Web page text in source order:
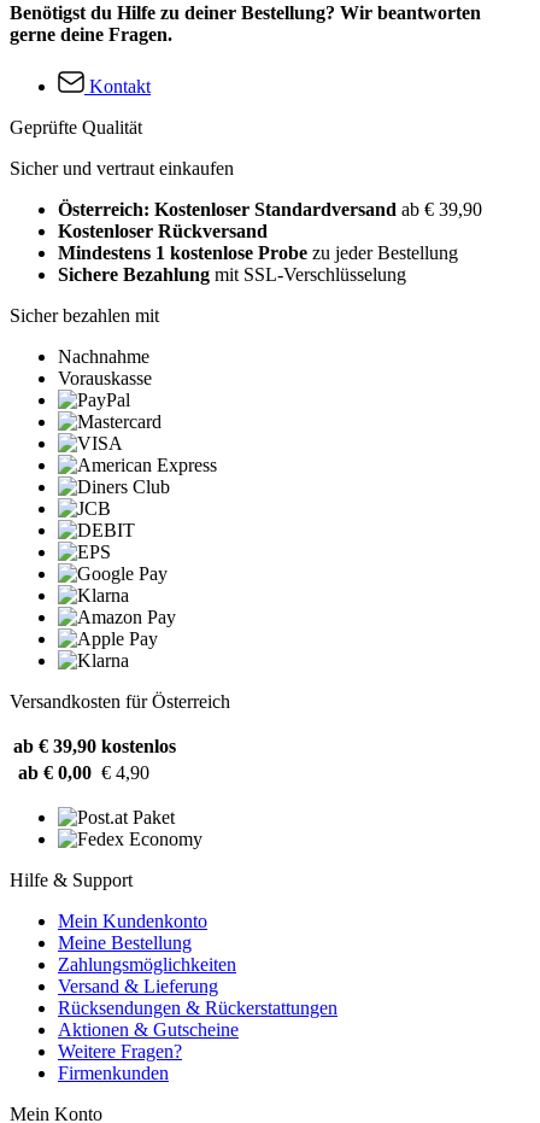
Benötigst du Hilfe zu deiner Bestellung? Wir beantworten
gerne deine Fragen.
Kontakt
Geprüfte Qualität
Sicher und vertraut einkaufen
Österreich: Kostenloser Standardversand ab € 39,90
Kostenloser Rückversand
Mindestens 1 kostenlose Probe zu jeder Bestellung
Sichere Bezahlung mit SSL-Verschlüsselung
Sicher bezahlen mit
Nachnahme
Vorauskasse
Versandkosten für Österreich
ab € 39,90 kostenlos
ab € 0,00 € 4,90
Hilfe & Support
Mein Kundenkonto
Meine Bestellung
Zahlungsmöglichkeiten
Versand & Lieferung
Rücksendungen & Rückerstattungen
Aktionen & Gutscheine
Weitere Fragen?
Firmenkunden
Mein Konto